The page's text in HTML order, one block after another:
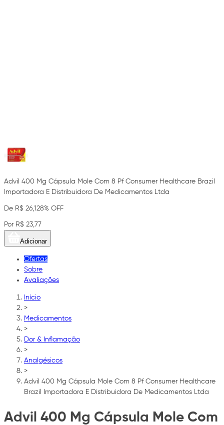
Advil 400 Mg Cápsula Mole Com 8 Pf Consumer Healthcare Brazil
Importadora E Distribuidora De Medicamentos Ltda
De R$ 26,128% OFF
Por R$ 23,77
Adicionar
Ofertas
Sobre
Avaliações
Início
>
Medicamentos
>
Dor & Inflamação
>
Analgésicos
>
Advil 400 Mg Cápsula Mole Com 8 Pf Consumer Healthcare
Brazil Importadora E Distribuidora De Medicamentos Ltda
Advil 400 Mg Cápsula Mole Com